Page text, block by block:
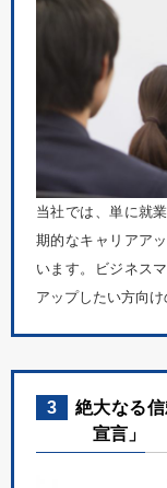
当社では、単に就
期的なキャリアア
います。ビジネス
アップしたい方向け
3
絶大なる
宣言」